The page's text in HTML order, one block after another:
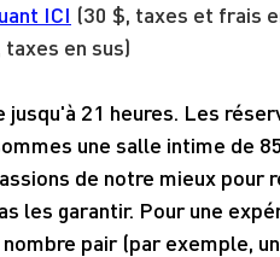
ICI (30 $, taxes et frais
en sus)
21 heures. Les
une salle intime de
de notre mieux pour
les garantir. Pour une
pair (par exemple,